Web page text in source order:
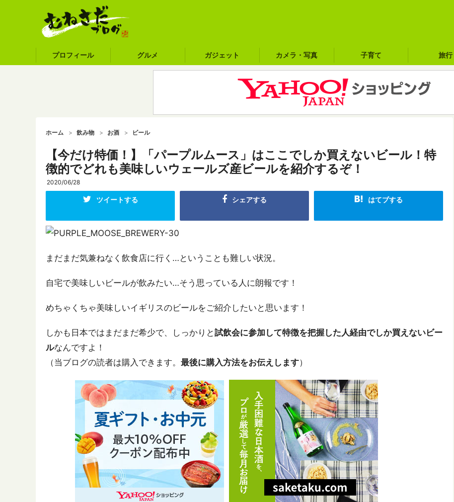
プロフィール グルメ ガジェット カメラ・写真 子育て 旅行
ホーム 飲み物 お酒 ビール
【今だけ特価！】「パープルムース」はここでしか買えないビール！特
徴的でどれも美味しいウェールズ産ビールを紹介するぞ！
2020/06/28
ツイートする シェアする はてブする
まだまだ気兼ねなく飲食店に行く…ということも難しい状況。
自宅で美味しいビールが飲みたい…そう思っている人に朗報です！
めちゃくちゃ美味しいイギリスのビールをご紹介したいと思います！
しかも日本ではまだまだ希少で、しっかりと試飲会に参加して特徴を把握した人経由でしか買えないビー
ルなんですよ！
（当ブログの読者は購入できます。 最後に購入方法をお伝えします）